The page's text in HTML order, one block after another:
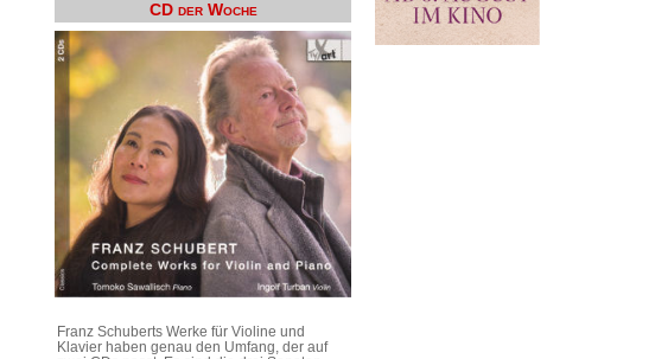
CD der Woche
Franz Schuberts Werke für Violine und
Klavier haben genau den Umfang, der auf